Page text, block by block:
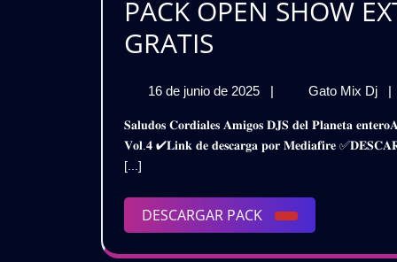
Gratis
PACK OPEN SHOW
GRATIS
SHOW
EXTENDED
–
VOL.4
16 de junio de 2025
16
junio
de
| Gato Mix Dj |
𝐒𝐚𝐥𝐮𝐝𝐨𝐬 𝐂𝐨𝐫𝐝𝐢𝐚𝐥𝐞𝐬 𝐀𝐦𝐢𝐠𝐨𝐬 𝐃𝐉𝐒 𝐝𝐞𝐥 𝐏𝐥𝐚𝐧𝐞𝐭𝐚 𝐞𝐧𝐭𝐞𝐫𝐨𝐀𝐪𝐮𝐢 𝐥𝐞𝐬 𝐏𝐫𝐞𝐬𝐞𝐧𝐭𝐨 𝐞𝐬𝐭𝐞 𝐌𝐞𝐠𝐚 𝐏𝐚𝐜𝐤𝐎𝐩𝐞𝐧 𝐒𝐡𝐨𝐰 𝐄𝐱𝐭𝐞𝐧𝐝𝐞𝐝 𝟐𝟎𝟐𝟓 –
𝐕𝐨𝐥.𝟒 ✔𝐋𝐢𝐧𝐤 𝐝𝐞 𝐝𝐞𝐬𝐜𝐚𝐫𝐠𝐚 𝐩𝐨𝐫 𝐌𝐞𝐝𝐢𝐚𝐟𝐢𝐫𝐞
[...]
DESCARGAR PACK
DESCARGAR
PACK